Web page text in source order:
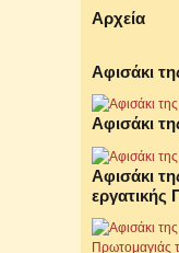
Αρχεία
Αφισάκι
Αφισάκι
Αφισάκι
εργατικής